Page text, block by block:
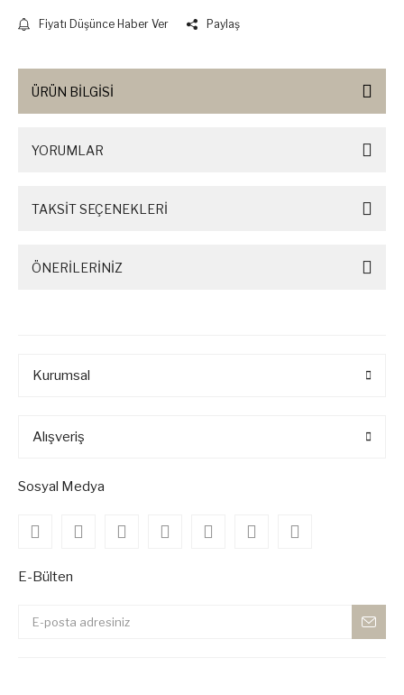
Fiyatı Düşünce Haber Ver Paylaş
ÜRÜN BİLGİSİ
YORUMLAR
TAKSİT SEÇENEKLERİ
ÖNERİLERİNİZ
Kurumsal
Alışveriş
Sosyal Medya
E-Bülten